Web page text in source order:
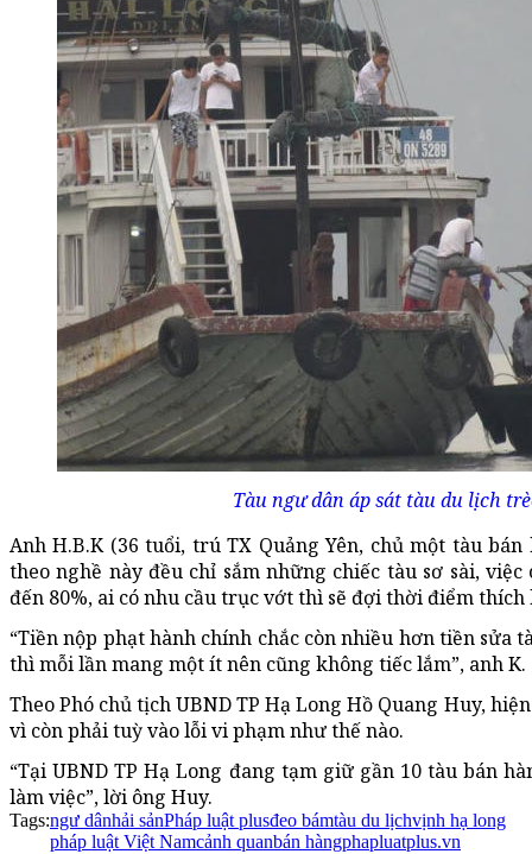
Tàu ngư dân áp sát tàu du lịch
Anh H.B.K (36 tuổi, trú TX Quảng Yên, chủ một tàu
theo nghề này đều chỉ sắm những chiếc tàu sơ sài,
đến 80%, ai có nhu cầu trục vớt thì sẽ đợi thời điểm thích
“Tiền nộp phạt hành chính chắc còn nhiều hơn tiền sửa
thì mỗi lần mang một ít nên cũng không tiếc lắm”, anh K.
Theo Phó chủ tịch UBND TP Hạ Long Hồ Quang Huy,
vì còn phải tuỳ vào lỗi vi phạm như thế nào.
“Tại UBND TP Hạ Long đang tạm giữ gần 10 tàu bán
làm việc”, lời ông Huy.
Tags:ngư dânhải sảnPháp luật plusđeo bámtàu du lịchvịnh hạ long
pháp luật Việt Namcảnh quanbán hàngphapluatplus.vn